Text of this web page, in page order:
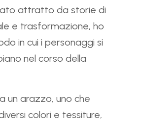
attratto da storie di
e trasformazione, ho
in cui i personaggi si
nel corso della
un arazzo, uno che
colori e tessiture,